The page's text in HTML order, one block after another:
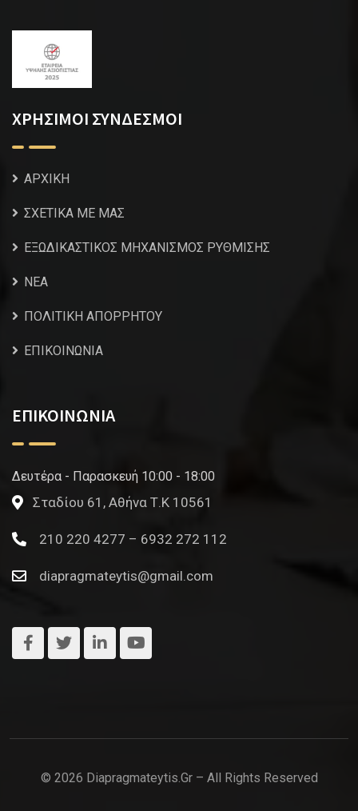
ΧΡΗΣΙΜΟΙ ΣΥΝΔΕΣΜΟΙ
ΑΡΧΙΚΗ
ΣΧΕΤΙΚΑ ΜΕ ΜΑΣ
ΕΞΩΔΙΚΑΣΤΙΚΟΣ ΜΗΧΑΝΙΣΜΟΣ ΡΥΘΜΙΣΗΣ
NEA
ΠΟΛΙΤΙΚΗ ΑΠΟΡΡΗΤΟΥ
ΕΠΙΚΟΙΝΩΝΙΑ
ΕΠΙΚΟΙΝΩΝΙΑ
Δευτέρα - Παρασκευή 10:00 - 18:00
Σταδίου 61, Αθήνα Τ.Κ 10561
210 220 4277 – 6932 272 112
diapragmateytis@gmail.com
© 2026 Diapragmateytis.gr – All Rights Reserved